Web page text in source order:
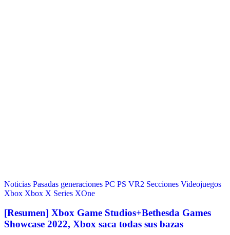
Noticias Pasadas generaciones PC PS VR2 Secciones Videojuegos
Xbox Xbox X Series XOne
[Resumen] Xbox Game Studios+Bethesda Games
Showcase 2022, Xbox saca todas sus bazas